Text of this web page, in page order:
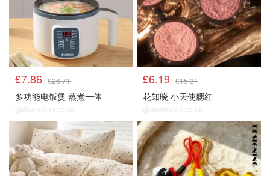
£7.86 £26.71
多功能电饭煲 蒸煮一体
@dealmoon.co.uk
£6.19 £15.31
花知晓 小天使腮红
@dealmoon.co.uk